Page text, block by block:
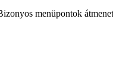
menüpontok